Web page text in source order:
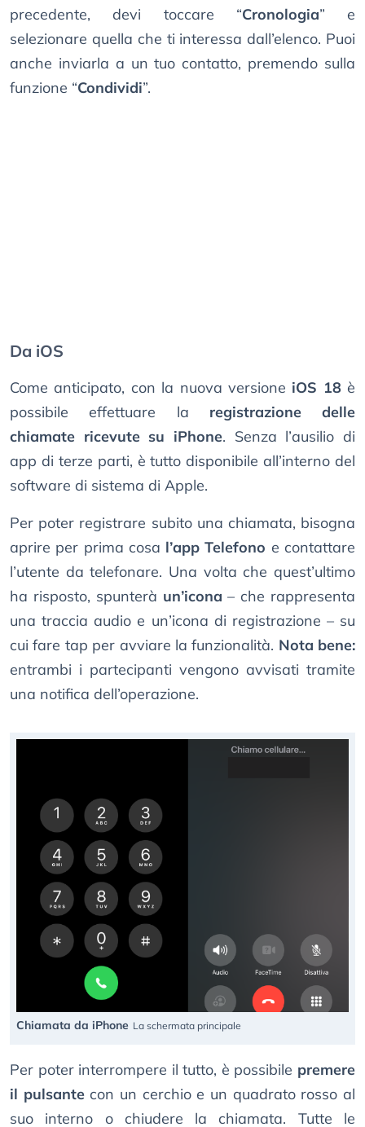
precedente, devi toccare “Cronologia” e
selezionare quella che ti interessa dall’elenco. Puoi
anche inviarla a un tuo contatto, premendo sulla
funzione “Condividi”.
Da iOS
Come anticipato, con la nuova versione iOS 18è
possibile effettuare la registrazione delle
chiamate ricevute su iPhone. Senza l’ausilio di
app di terze parti, è tutto disponibile all’interno del
software di sistema di Apple.
Per poter registrare subito una chiamata, bisogna
aprire per prima cosa l’app Telefono e contattare
l’utente da telefonare. Una volta che quest’ultimo
ha risposto, spunterà un’icona – che rappresenta
una traccia audio e un’icona di registrazione – su
cui fare tap per avviare la funzionalità. Nota bene:
entrambi i partecipanti vengono avvisati tramite
una notifica dell’operazione.
Chiamata da iPhone La schermata principale
Per poter interrompere il tutto, è possibile premere
il pulsantecon un cerchio e un quadrato rosso al
suo interno o chiudere la chiamata. Tutte le